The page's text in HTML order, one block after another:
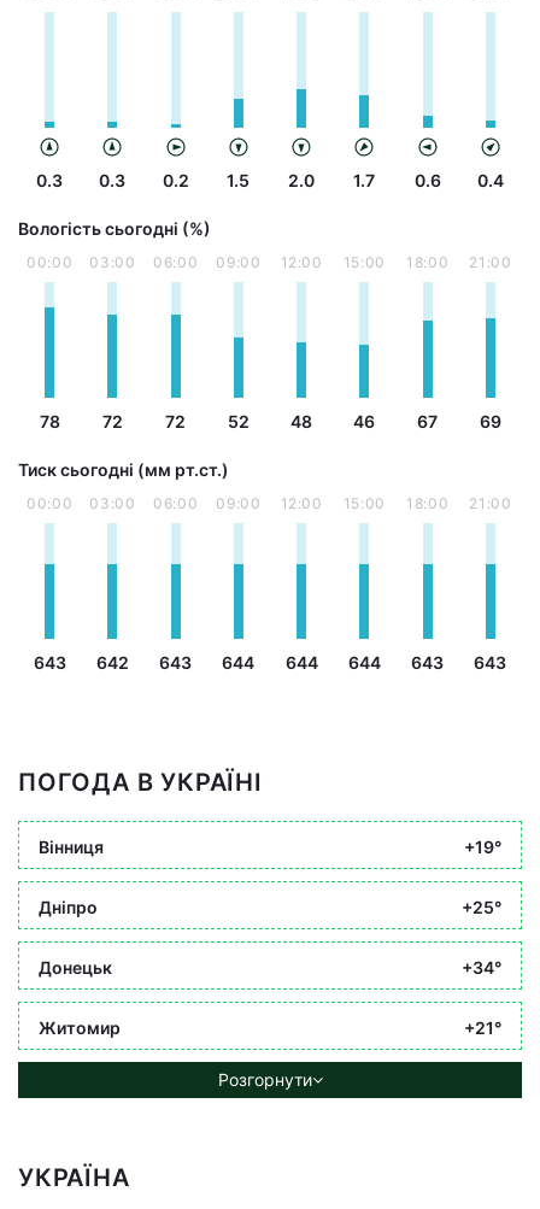
0.3 0.3 0.2 1.5 2.0 1.7 0.6 0.4
Вологість сьогодні (%)
00:00
78
03:00
72
06:00
72
09:00
52
12:00
48
15:00
46
18:00
67
21:00
69
Тиск сьогодні (мм рт.ст.)
00:00
643
03:00
642
06:00
643
09:00
644
12:00
644
15:00
644
18:00
643
21:00
643
ПОГОДА В УКРАЇНІ
Вінниця +19°
Дніпро +25°
Донецьк +34°
Житомир +21°
Розгорнути
УКРАЇНА